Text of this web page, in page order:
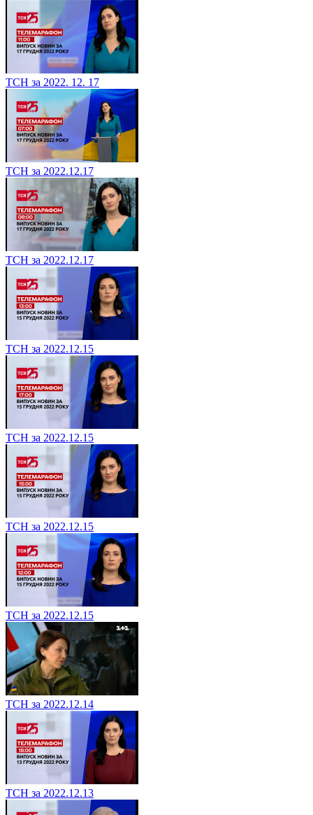
ТСН за 2022. 12. 17
ТСН за 2022.12.17
ТСН за 2022.12.17
ТСН за 2022.12.15
ТСН за 2022.12.15
ТСН за 2022.12.15
ТСН за 2022.12.15
ТСН за 2022.12.14
ТСН за 2022.12.13